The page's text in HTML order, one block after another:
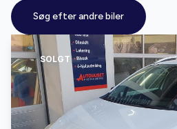
SOLGT
Søg efter andre biler